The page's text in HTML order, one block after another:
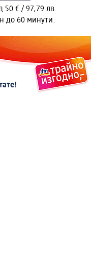
50 € / 97,79 лв.
до 60 минути.